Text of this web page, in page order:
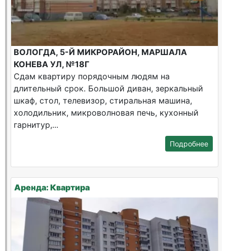
ВОЛОГДА, 5-Й МИКРОРАЙОН, МАРШАЛА
КОНЕВА УЛ, №18Г
Сдам квартиру порядочным людям на
длительный срок. Большой диван, зеркальный
шкаф, стол, телевизор, стиральная машина,
холодильник, микроволновая печь, кухонный
гарнитур,...
Подробнее
Аренда: Квартира